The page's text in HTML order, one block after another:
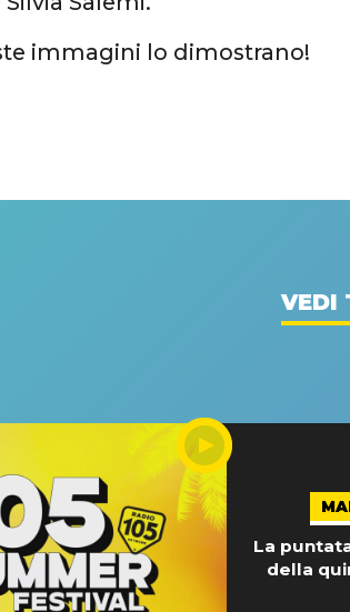
immagini lo dimostrano!
VEDI
La
della